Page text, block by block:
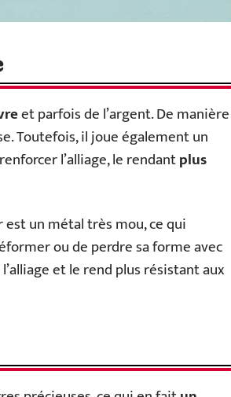
et parfois de l’argent. De manière
Toutefois, il joue également un
l’alliage, le rendantplus
un métal très mou, ce qui
ou de perdre sa forme avec
et le rend plus résistant aux